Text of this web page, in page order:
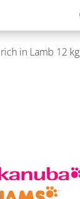
in Lamb 12 kg